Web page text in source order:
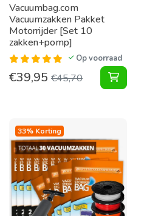
Vacuumbag.com
Vacuumzakken Pakket
Motorrijder [Set 10
zakken+pomp]
Op voorraad
€39,95 €45,70
33% Korting